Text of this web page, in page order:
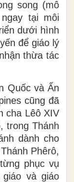
song (mô
tại môi
dưới hình
để giáo lý
thừa tác
Quốc và Ấn
cũng đã
cha Lêô XIV
trong Thánh
dành cho
Phêrô,
phục vụ
và giáo